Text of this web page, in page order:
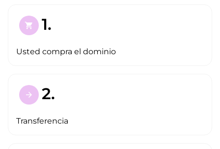
shopping_cart 1.
Usted compra el dominio
arrow_forward 2.
Transferencia